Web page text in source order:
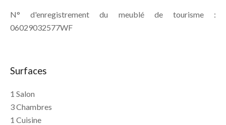
N° d'enregistrement du meublé de tourisme :
06029032577WF
Surfaces
1 Salon
3 Chambres
1 Cuisine